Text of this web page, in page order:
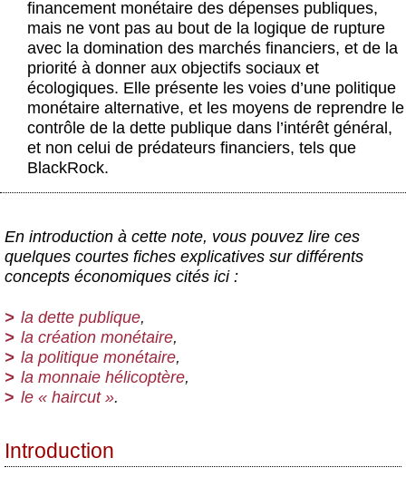
financement monétaire des dépenses publiques,
mais ne vont pas au bout de la logique de rupture
avec la domination des marchés financiers, et de la
priorité à donner aux objectifs sociaux et
écologiques. Elle présente les voies d’une politique
monétaire alternative, et les moyens de reprendre le
contrôle de la dette publique dans l’intérêt général,
et non celui de prédateurs financiers, tels que
BlackRock.
En introduction à cette note, vous pouvez lire ces
quelques courtes fiches explicatives sur différents
concepts économiques cités ici :
la dette publique,
la création monétaire,
la politique monétaire,
la monnaie hélicoptère,
le « haircut ».
Introduction